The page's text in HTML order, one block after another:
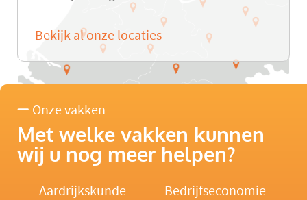
Bekijk al onze locaties
Onze vakken
Met welke vakken kunnen
wij u nog meer helpen?
Aardrijkskunde
Bedrijfseconomie